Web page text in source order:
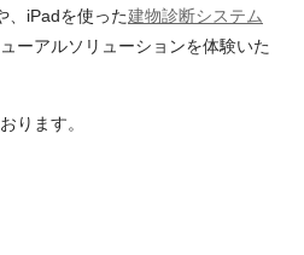
、iPadを使った建物診断システム
ーアルソリューションを体験いた
ります。